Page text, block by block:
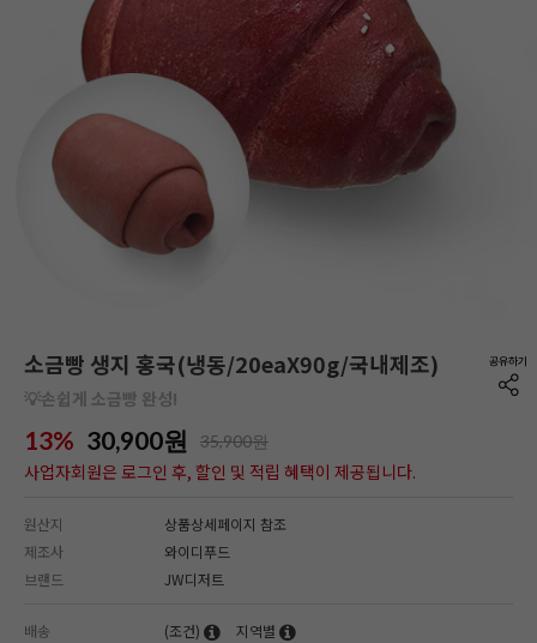
소금빵 생지 홍국(냉동/20eaX90g/국내제조)
💡손쉽게 소금빵 완성!
13% 30,900원 35,900원
사업자회원은 로그인 후, 할인 및 적립 혜택이 제공됩니다.
원산지
상품상세페이지 참조
제조사
와이디푸드
브랜드
JW디저트
배송 (조건) 지역별